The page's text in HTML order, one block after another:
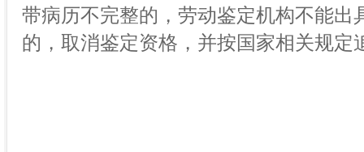
带病历不完整的，劳动鉴定机构不能
的，取消鉴定资格，并按国家相关规定